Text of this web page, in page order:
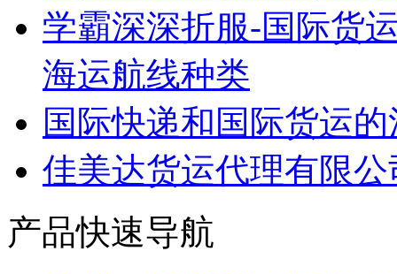
学霸深深折服-国际货
海运航线种类
国际快递和国际货运
佳美达货运代理有限
产品快速导航